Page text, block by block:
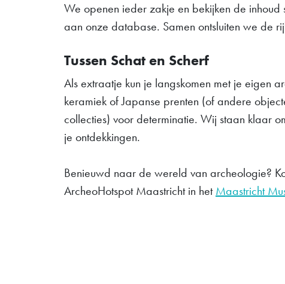
We openen ieder zakje en bekijken de
aan onze database. Samen ontsluiten we de
Tussen Schat en Scherf
Als extraatje kun je langskomen met je eigen
keramiek of Japanse prenten (of andere
collecties) voor determinatie. Wij staan klaar
je ontdekkingen.
Benieuwd naar de wereld van archeologie?
ArcheoHotspot Maastricht in hetMaastricht